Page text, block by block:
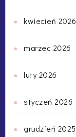
kwiecień 2026
marzec 2026
luty 2026
styczeń 2026
grudzień 2025